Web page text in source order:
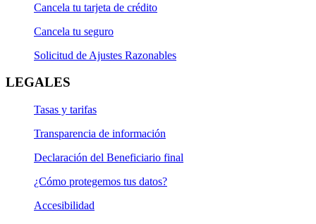
Cancela tu tarjeta de crédito
Cancela tu seguro
Solicitud de Ajustes Razonables
LEGALES
Tasas y tarifas
Transparencia de información
Declaración del Beneficiario final
¿Cómo protegemos tus datos?
Accesibilidad